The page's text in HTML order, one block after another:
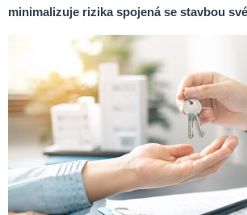
minimalizuje rizika spojená se stavbou